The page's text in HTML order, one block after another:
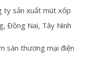
ty sản xuất mút xốp
Đồng Nai, Tây Ninh
sàn thương mại điện